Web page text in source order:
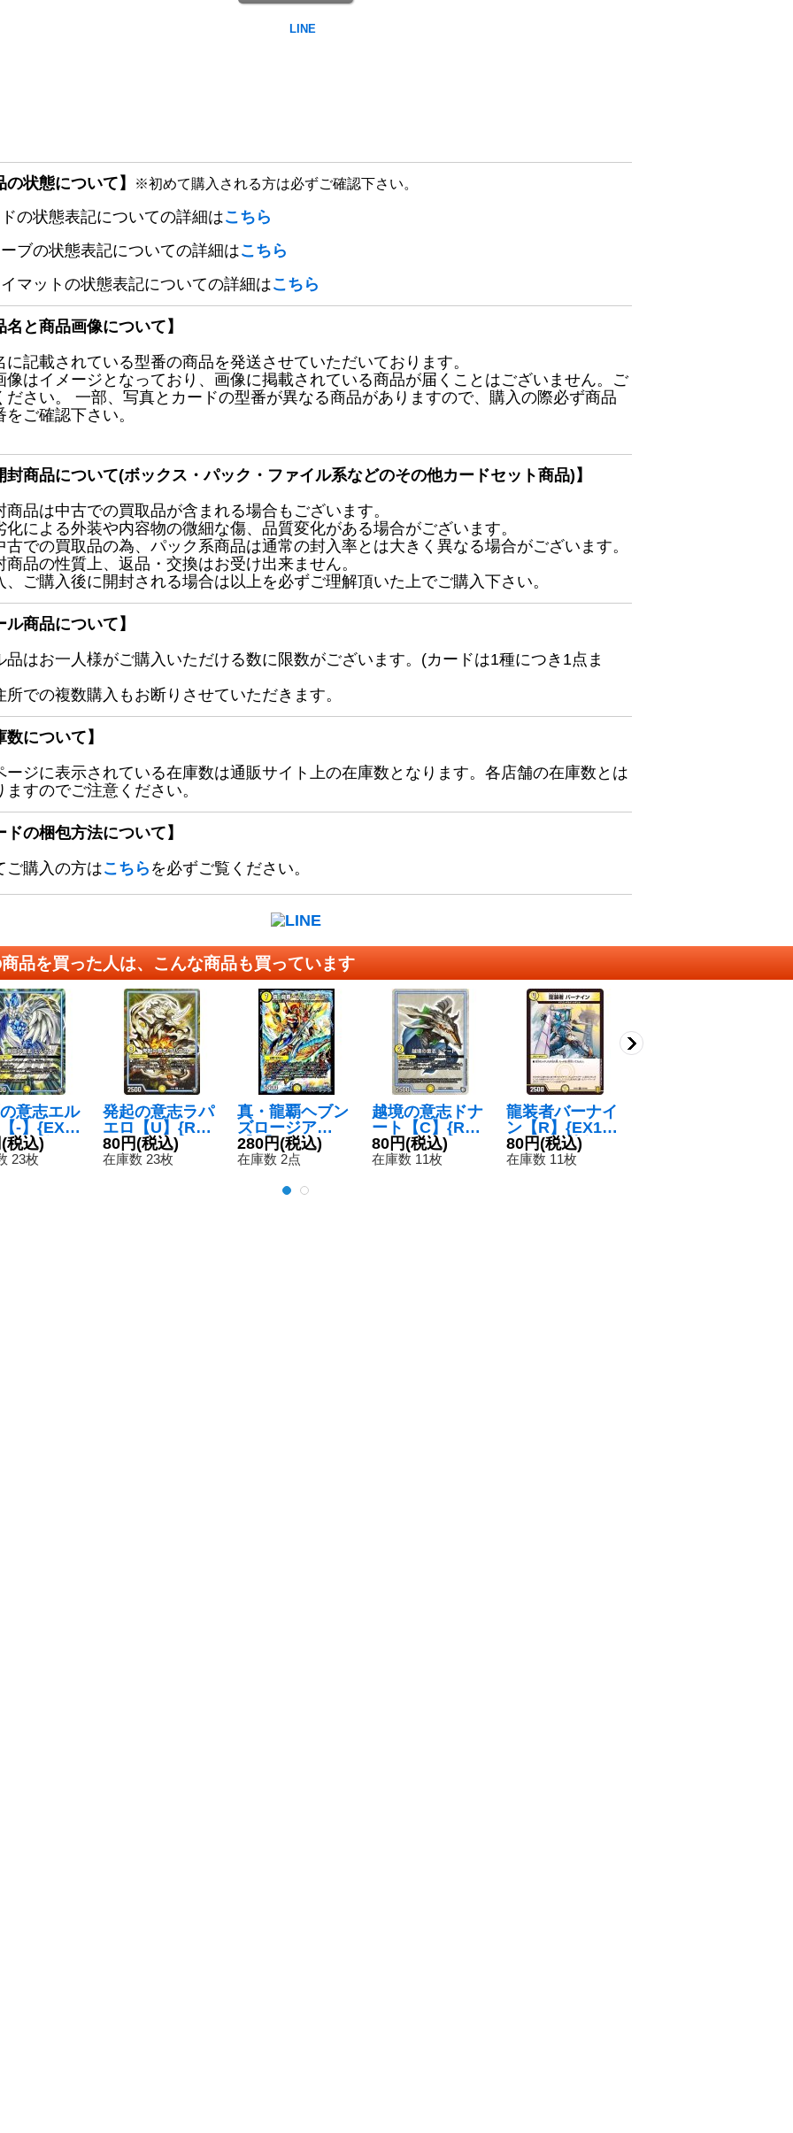
の状態について】 ※初めて購入される方は必ずご確認下さい。
の状態表記についての詳細はこちら
ブの状態表記についての詳細はこちら
マットの状態表記についての詳細はこちら
名と商品画像について】
に記載されている型番の商品を発送させていただいております。
像はイメージとなっており、画像に掲載されている商品が届くことはございません。ご
ださい。 一部、写真とカードの型番が異なる商品がありますので、購入の際必ず商品
をご確認下さい。
封商品について(ボックス・パック・ファイル系などのその他カードセット商品)】
商品は中古での買取品が含まれる場合もございます。
化による外装や内容物の微細な傷、品質変化がある場合がございます。
古での買取品の為、パック系商品は通常の封入率とは大きく異なる場合がございます。
商品の性質上、返品・交換はお受け出来ません。
、ご購入後に開封される場合は以上を必ずご理解頂いた上でご購入下さい。
ル商品について】
品はお一人様がご購入いただける数に限数がございます。(カードは1種につき1点ま
所での複数購入もお断りさせていただきます。
数について】
ージに表示されている在庫数は通販サイト上の在庫数となります。各店舗の在庫数とは
ますのでご注意ください。
ドの梱包方法について】
ご購入の方はこちら を必ずご覧ください。
品を買った人は、こんな商品も買っています
意志エル
-】{EX05
GR》
(税込)
23枚
発起の意志ラパ
エロ【U】{RP0
931/102}《G
R》
80円(税込)
在庫数 23枚
真・龍覇ヘブン
ズロージア
【R】{DMX263
7/54}《光》
280円(税込)
在庫数 2点
越境の意志ドナ
ート【C】{RP0
963/102}《G
R》
80円(税込)
在庫数 11枚
龍装者バーナイ
ン【R】{EX168
7/100}《光》
80円(税込)
在庫数 11枚